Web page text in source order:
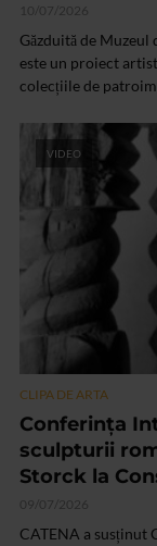
10/07/2026
Găzduită de Muzeul
este un proiect
colecțiile de
VIDEO
CLIPA DE ARTA
Conferința
sculpturii
Storck la
09/07/2026
CATENA a susținut